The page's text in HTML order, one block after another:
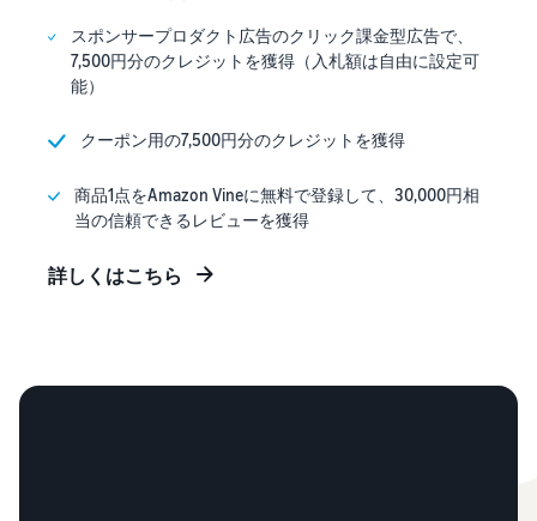
スポンサープロダクト広告のクリック課金型広告で、
7,500円分のクレジットを獲得（入札額は自由に設定可
能）
クーポン用の7,500円分のクレジットを獲得
商品1点をAmazon Vineに無料で登録して、30,000円相
当の信頼できるレビューを獲得
詳しくはこちら